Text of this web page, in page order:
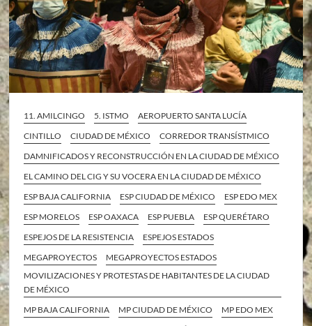
11. AMILCINGO 5. ISTMO
AEROPUERTO SANTA LUCÍA
CINTILLO
CIUDAD DE MÉXICO
CORREDOR TRANSÍSTMICO
DAMNIFICADOS Y RECONSTRUCCIÓN EN LA CIUDAD DE MÉXICO
EL CAMINO DEL CIG Y SU VOCERA EN LA CIUDAD DE MÉXICO
ESP BAJA CALIFORNIA
ESP CIUDAD DE MÉXICO
ESP EDO MEX
ESP MORELOS
ESP OAXACA ESP PUEBLA
ESP QUERÉTARO
ESPEJOS DE LA RESISTENCIA
ESPEJOS ESTADOS
MEGAPROYECTOS
MEGAPROYECTOS ESTADOS
MOVILIZACIONES Y PROTESTAS DE HABITANTES DE LA CIUDAD
DE MÉXICO
MP BAJA CALIFORNIA
MP CIUDAD DE MÉXICO
MP EDO MEX